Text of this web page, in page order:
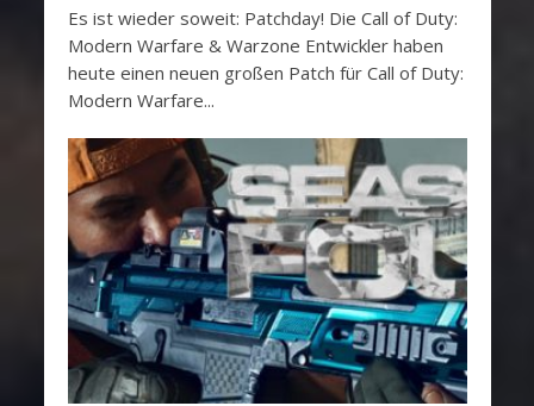
Es ist wieder soweit: Patchday! Die Call of Duty:
Modern Warfare & Warzone Entwickler haben
heute einen neuen großen Patch für Call of Duty:
Modern Warfare...